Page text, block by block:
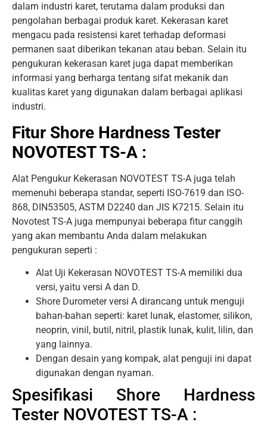
dalam industri karet, terutama dalam produksi dan
pengolahan berbagai produk karet. Kekerasan karet
mengacu pada resistensi karet terhadap deformasi
permanen saat diberikan tekanan atau beban. Selain itu
pengukuran kekerasan karet juga dapat memberikan
informasi yang berharga tentang sifat mekanik dan
kualitas karet yang digunakan dalam berbagai aplikasi
industri.
Fitur Shore Hardness Tester
NOVOTEST TS-A :
Alat Pengukur Kekerasan NOVOTEST TS-A juga telah
memenuhi beberapa standar, seperti ISO-7619 dan ISO-
868, DIN53505, ASTM D2240 dan JIS K7215. Selain itu
Novotest TS-A juga mempunyai beberapa fitur canggih
yang akan membantu Anda dalam melakukan
pengukuran seperti :
Alat Uji Kekerasan NOVOTEST TS-A memiliki dua
versi, yaitu versi A dan D.
Shore Durometer versi A dirancang untuk menguji
bahan-bahan seperti: karet lunak, elastomer, silikon,
neoprin, vinil, butil, nitril, plastik lunak, kulit, lilin, dan
yang lainnya.
Dengan desain yang kompak, alat penguji ini dapat
digunakan dengan nyaman.
Spesifikasi Shore Hardness
Tester NOVOTEST TS-A :